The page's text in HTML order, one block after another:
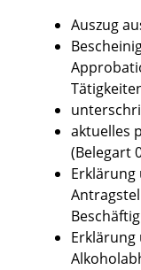
Auszug
aktuelles
(Belegart